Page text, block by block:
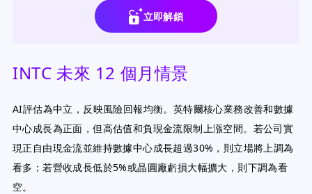
立即解鎖
INTC 未來 12 個月情景
AI評估為中立，反映風險回報均衡。英特爾核心業務改善和數據
中心成長為正面，但高估值和負現金流限制上漲空間。若公司實
現正自由現金流並維持數據中心成長超過30%，則立場將上調為
看多；若營收成長低於5%或晶圓廠虧損大幅擴大，則下調為看
空。